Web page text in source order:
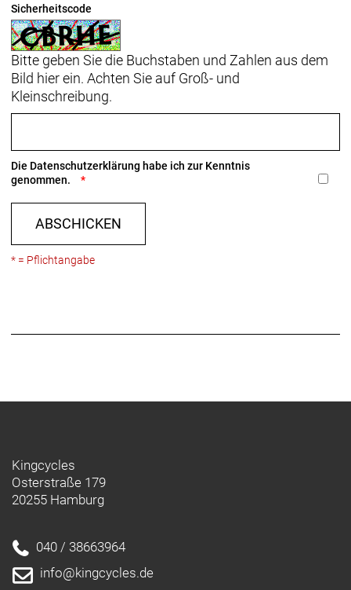
Sicherheitscode
Bitte geben Sie die Buchstaben und Zahlen aus dem
Bild hier ein. Achten Sie auf Groß- und
Kleinschreibung.
Die Datenschutzerklärung habe ich zur Kenntnis
genommen.
ABSCHICKEN
* = Pflichtangabe
Kingcycles
Osterstraße 179
20255 Hamburg
040 / 38663964
info@kingcycles.de